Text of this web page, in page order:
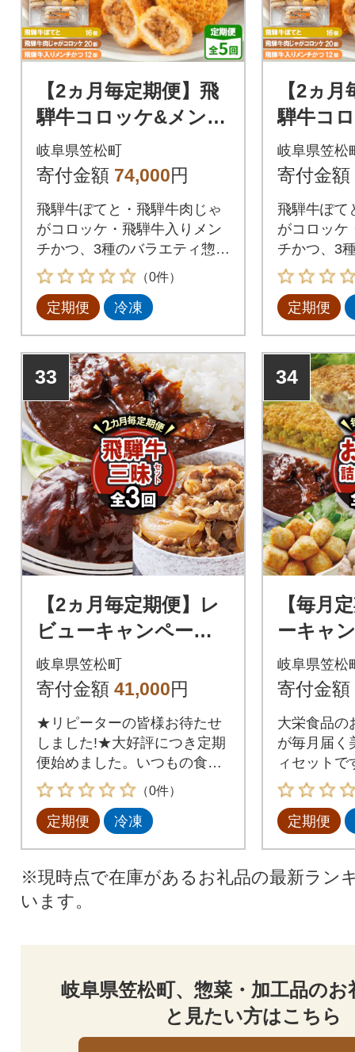
【2ヵ月毎定期便】飛
騨牛コロッケ&メンチ
かつ 48個 全5回
岐阜県笠松町
寄付金額 74,000円
飛騨牛ぽてと・飛騨牛肉じゃ
がコロッケ・飛騨牛入りメン
チかつ、3種のバラエティ惣菜
セットです。
（0件）
定期便 冷凍
【2ヵ
騨牛コ
かつ
岐阜県笠松
寄付金額
飛騨牛ぽて
がコロッケ
チかつ、3
セットです
定期便
33
【2ヵ月毎定期便】レ
ビューキャンペーン
中!飛騨牛三昧(ハンバ
ーグ・カレー・牛丼の
岐阜県笠松町
寄付金額 41,000円
★リピーターの皆様お待たせ
しました!★大好評につき定期
便始めました。いつもの食卓
にもう一品
（0件）
定期便 冷凍
34
【毎月
ーキャ
栄食品
お惣菜
岐阜県笠松
寄付金額
大栄食品の
が毎月届く
ィセットで
お弁当に大
定期便
※現時点で在庫があるお礼品の最新ラン
います。
岐阜県笠松町、惣菜・加工品の
と見たい方はこちら